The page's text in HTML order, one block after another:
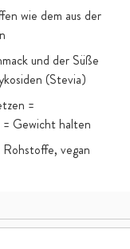
wie dem aus der
und der Süße
(Stevia)
=
Gewicht halten
vegan